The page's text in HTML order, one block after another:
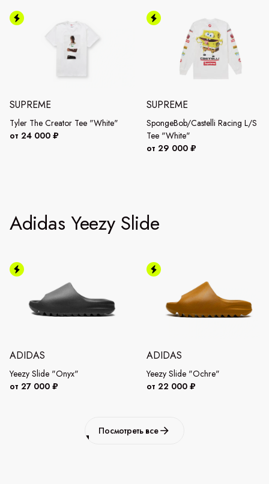
SUPREME
Tyler The Creator Tee "White"
от 24 000 ₽
SUPREME
SpongeBob/Castelli Racing L/S
Tee "White"
от 29 000 ₽
Adidas Yeezy Slide
ADIDAS
Yeezy Slide "Onyx"
от 27 000 ₽
ADIDAS
Yeezy Slide "Ochre"
от 22 000 ₽
Посмотреть все